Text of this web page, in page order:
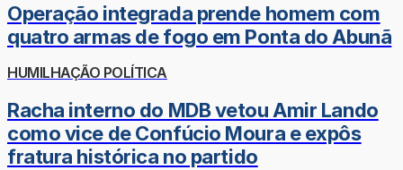
Operação integrada prende homem com
quatro armas de fogo em Ponta do Abunã
HUMILHAÇÃO POLÍTICA
Racha interno do MDB vetou Amir Lando
como vice de Confúcio Moura e expôs
fratura histórica no partido